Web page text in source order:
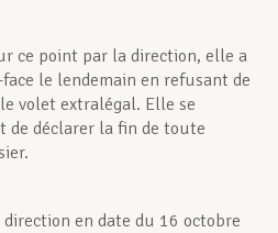
ce point par la direction, elle a
le lendemain en refusant de
volet extralégal. Elle se
déclarer la fin de toute
en date du 16 octobre